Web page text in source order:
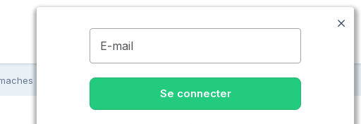
09.74.59.59.57
Résidence Louis Pasteur
E-mail
Se connecter